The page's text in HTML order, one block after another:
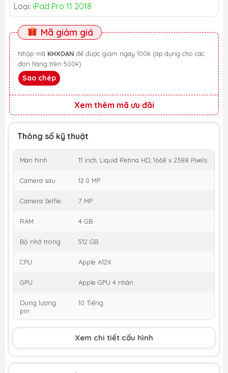
Loại: iPad Pro 11 2018
Mã giảm giá
Nhập mã KHXOAN
đơn hàng trên 500k)
Sao chép
Xem thêm mã ưu đãi
Thông số kỹ thuật
Màn hình 11 inch, Liquid Retina HD, 1668 x 2388 Pixels
Camera sau 12.0 MP
Camera Selfie 7 MP
RAM 4 GB
Bộ nhớ trong 512 GB
CPU Apple A12X
GPU Apple GPU 4 nhân
Dung lượng
pin
10 Tiếng
Xem chi tiết cấu hình